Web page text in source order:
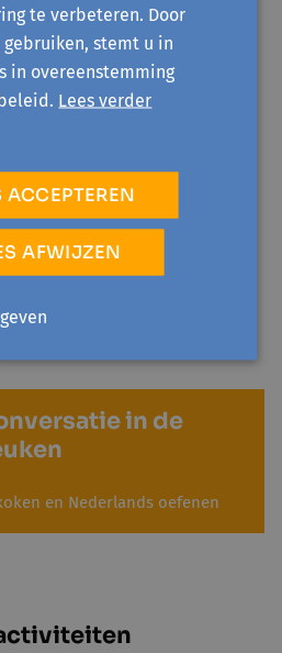
later
met
uit van het project
in de
en Nederlands oefenen
te verbeteren. Door
stemt u in
in overeenstemming
Lees verder
ACCEPTEREN
AFWIJZEN